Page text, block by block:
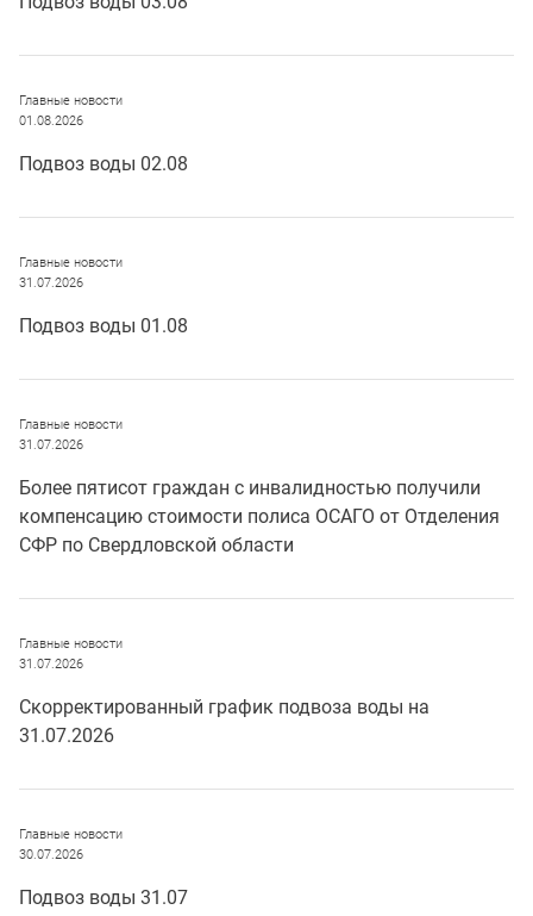
Главные новости
01.08.2026
Подвоз воды 02.08
Главные новости
31.07.2026
Подвоз воды 01.08
Главные новости
31.07.2026
Более пятисот граждан с инвалидностью получили
компенсацию стоимости полиса ОСАГО от Отделения
СФР по Свердловской области
Главные новости
31.07.2026
Скорректированный график подвоза воды на
31.07.2026
Главные новости
30.07.2026
Подвоз воды 31.07